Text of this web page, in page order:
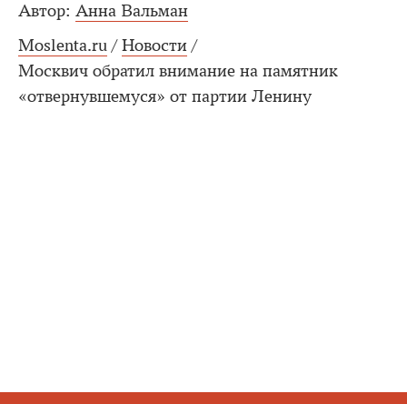
Автор: Анна Вальман
Moslenta.ru / Новости /
Москвич обратил внимание на памятник
«отвернувшемуся» от партии Ленину